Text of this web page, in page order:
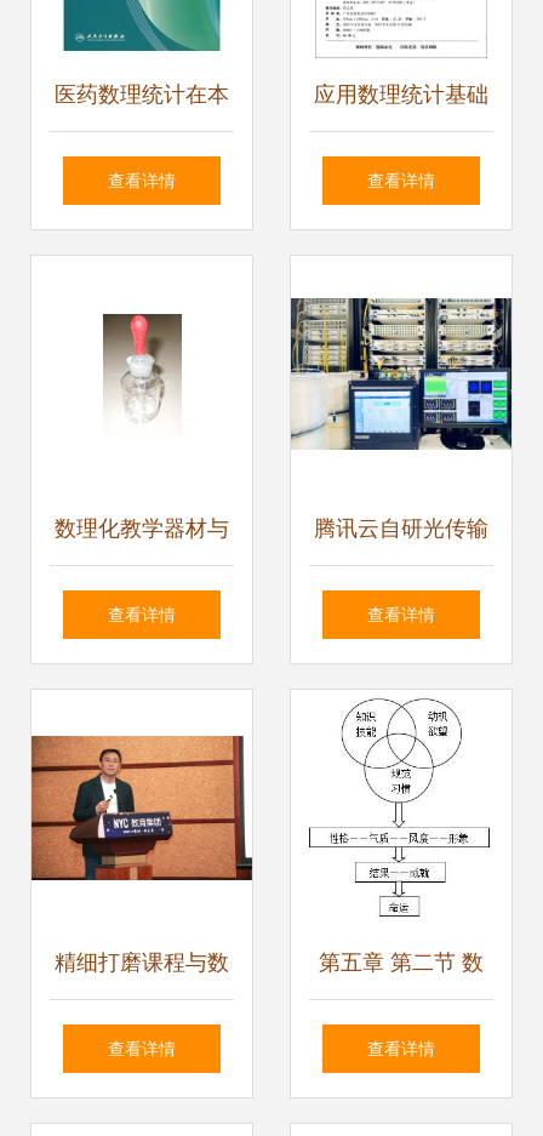
医药数理统计在本
科教学实践中的优
《医药数理统计方
法》第4版的教学
查看详情
应用数理统计基础
从理论到实践的科
查看详情
数理化教学器材与
化验仪器设备 从供
能
查看详情
腾讯云自研光传输
设备助力数据中心
材迎来技术变革
查看详情
精细打磨课程与数
理教学器材，NYC
查看详情
第五章 第二节 数
理教学器材
查看详情